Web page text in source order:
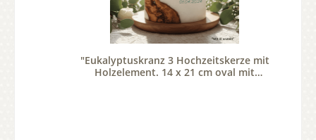
"Eukalyptuskranz 3 Hochzeitskerze mit
Holzelement. 14 x 21 cm oval mit